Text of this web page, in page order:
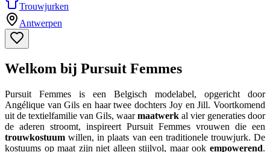
Trouwjurken
Antwerpen
Welkom bij Pursuit Femmes
Pursuit Femmes is een Belgisch modelabel, opgericht door
Angélique van Gils en haar twee dochters Joy en Jill. Voortkomend
uit de textielfamilie van Gils, waarmaatwerk al vier generaties door
de aderen stroomt, inspireert Pursuit Femmes vrouwen die een
trouwkostuum willen, in plaats van een traditionele trouwjurk. De
kostuums op maat zijn niet alleen stijlvol, maar ook empowerend.